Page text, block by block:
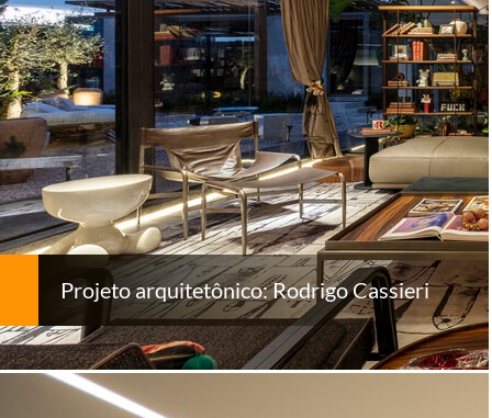
Projeto arquitetônico: Rodrigo Cassieri